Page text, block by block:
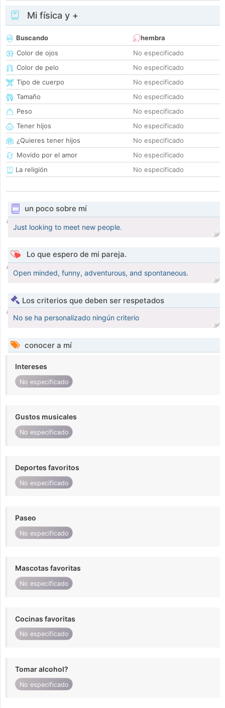
Mi física y +
Buscando
hembra
Color de ojos
No especificado
Color de pelo
No especificado
Tipo de cuerpo
No especificado
Tamaño
No especificado
Peso
No especificado
Tener hijos
No especificado
¿Quieres tener hijos
No especificado
Movido por el amor
No especificado
La religión
No especificado
un poco sobre mí
Just looking to meet new people.
Lo que espero de mi pareja.
Open minded, funny, adventurous, and spontaneous.
Los criterios que deben ser respetados
No se ha personalizado ningún criterio
conocer a mí
Intereses
No especificado
Gustos musicales
No especificado
Deportes favoritos
No especificado
Paseo
No especificado
Mascotas favoritas
No especificado
Cocinas favoritas
No especificado
Tomar alcohol?
No especificado